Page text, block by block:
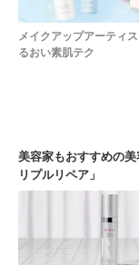
メイクアップアーティ
るおい素肌テク
美容家もおすすめの美
リプルリペア」